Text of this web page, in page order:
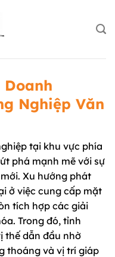
Nghiệp Văn
tại khu vực phía
phá mạnh mẽ với sự
Xu hướng phát
ở việc cung cấp mặt
tích hợp các giải
Trong đó, tỉnh
thế dẫn đầu nhờ
thoáng và vị trí giáp